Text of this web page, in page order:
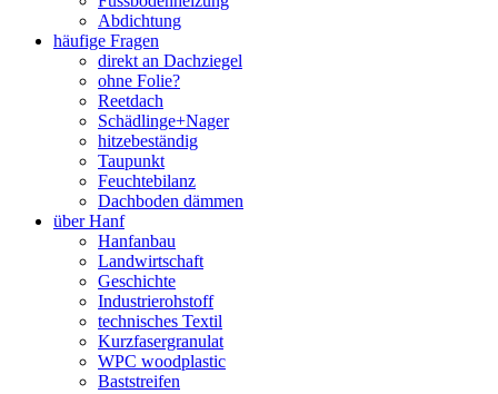
Abdichtung
häufige Fragen
direkt an Dachziegel
ohne Folie?
Reetdach
Schädlinge+Nager
hitzebeständig
Taupunkt
Feuchtebilanz
Dachboden dämmen
über Hanf
Hanfanbau
Landwirtschaft
Geschichte
Industrierohstoff
technisches Textil
Kurzfasergranulat
WPC woodplastic
Baststreifen